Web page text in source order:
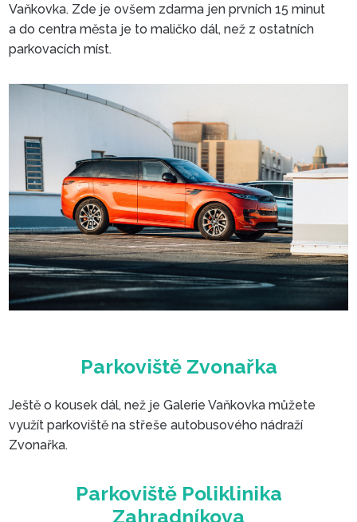
Parkoviště Benešova
Vaňkovka. Zde je ovšem zdarma jen prvních 15 minut
a do centra města je to maličko dál, než z ostatních
parkovacích míst.
Ještě o kousek dál, než je Galerie Vaňkovka můžete
využít parkoviště na střeše autobusového nádraží
Zvonařka.